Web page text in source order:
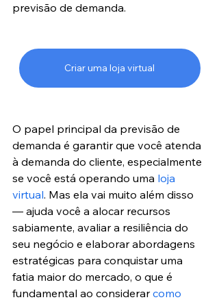
previsão de demanda.
Criar uma loja virtual
O papel principal da previsão de
demanda é garantir que você atenda
à demanda do cliente, especialmente
se você está operando uma loja
virtual. Mas ela vai muito além disso
— ajuda você a alocar recursos
sabiamente, avaliar a resiliência do
seu negócio e elaborar abordagens
estratégicas para conquistar uma
fatia maior do mercado, o que é
fundamental ao considerar como